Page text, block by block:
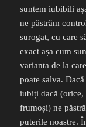
suntem iubibili
ne păstrăm
surogat, cu care
exact așa cum
varianta de la
poate salva.
iubiți dacă
frumoși) ne
puterile noastre.